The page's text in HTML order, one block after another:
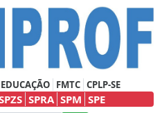
FMTC CPLP-SE
SPRA SPM SPE